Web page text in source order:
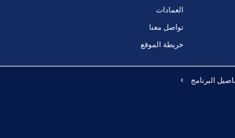
العمادات
تواصل معنا
خريطة الموقع
البرنامج